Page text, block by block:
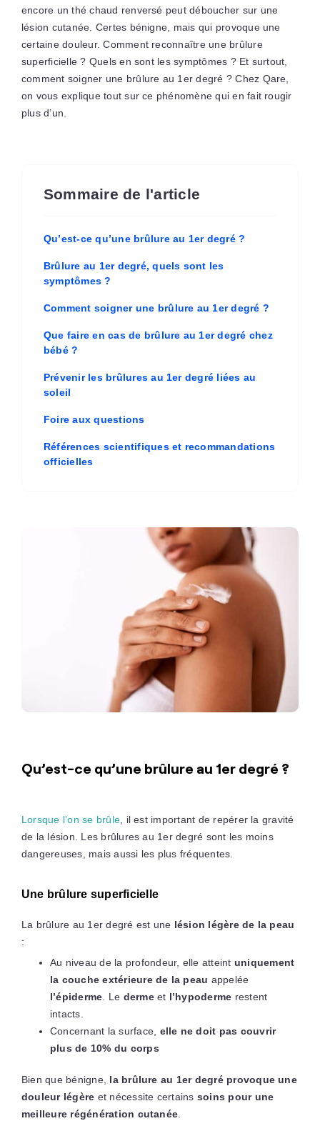
encore un thé chaud renversé peut déboucher sur une
lésion cutanée. Certes bénigne, mais qui provoque une
certaine douleur. Comment reconnaître une brûlure
superficielle ? Quels en sont les symptômes ? Et surtout,
comment soigner une brûlure au 1er degré ? Chez Qare,
on vous explique tout sur ce phénomène qui en fait rougir
plus d’un.
Sommaire de l'article
Qu’est-ce qu’une brûlure au 1er degré ?
Brûlure au 1er degré, quels sont les
symptômes ?
Comment soigner une brûlure au 1er degré ?
Que faire en cas de brûlure au 1er degré chez
bébé ?
Prévenir les brûlures au 1er degré liées au
soleil
Foire aux questions
Références scientifiques et recommandations
officielles
Qu’est-ce qu’une brûlure au 1er degré ?
Lorsque l’on se brûle , il est important de repérer la gravité
de la lésion. Les brûlures au 1er degré sont les moins
dangereuses, mais aussi les plus fréquentes.
Une brûlure superficielle
La brûlure au 1er degré est une lésion légère de la peau
:
Au niveau de la profondeur, elle atteint uniquement
la couche extérieure de la peau appelée
l’épiderme . Le dermeet l’hypoderme restent
intacts.
Concernant la surface, elle ne doit pas couvrir
plus de 10% du corps
Bien que bénigne, la brûlure au 1er degré provoque une
douleur légère et nécessite certains soins pour une
meilleure régénération cutanée